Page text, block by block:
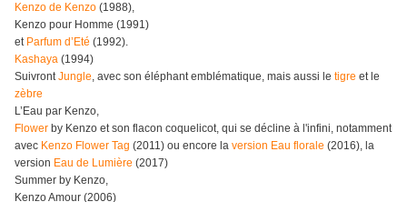
Kenzo de Kenzo (1988),
Kenzo pour Homme (1991)
et Parfum d’Eté (1992).
Kashaya (1994)
SuivrontJungle, avec son éléphant emblématique, mais aussi le tigre et le
zèbre
L’Eau par Kenzo,
Flower by Kenzo et son flacon coquelicot, qui se décline à l'infini, notamment
avec Kenzo Flower Tag (2011) ou encore la version Eau florale (2016), la
version Eau de Lumière (2017)
Summer by Kenzo,
Kenzo Amour (2006)